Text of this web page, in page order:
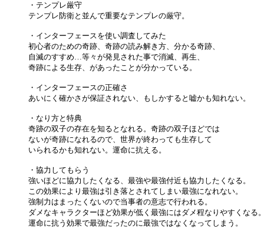
・テンプレ厳守
テンプレ防衛と並んで重要なテンプレの厳守。
・インターフェースを使い調査してみた
初心者のための奇跡、奇跡の読み解き方、分かる奇跡、
自滅のすすめ…等々が発見された事で消滅、再生、
奇跡による生存、があったことが分かっている。
・インターフェースの正確さ
あいにく確かさが保証されない、もしかすると嘘かも知れない。
・なり方と特典
奇跡の双子の存在を知るとなれる。奇跡の双子ほどでは
ないが奇跡になれるので、世界が終わっても生存して
いられるかも知れない。運命に抗える。
・協力してもらう
強いほどに協力したくなる、最強や最強付近も協力したくなる。
この効果により最強は引き落とされてしまい最強になれない。
強制力はまったくないので当事者の意志で行われる。
ダメなキャラクターほど効果が低く最強にはダメ程なりやすくなる。
運命に抗う効果で最強だったのに最強ではなくなってしまう。